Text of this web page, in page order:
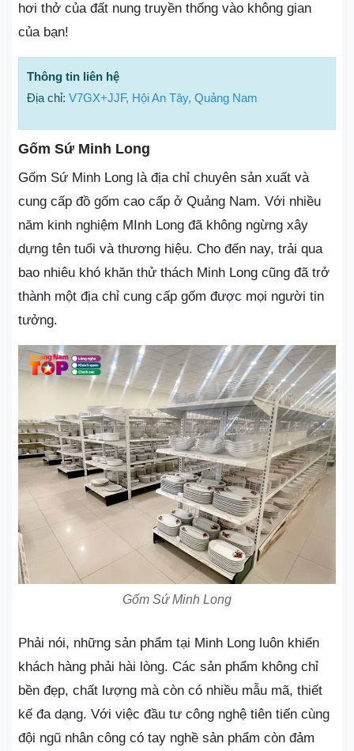
hơi thở của đất nung truyền thống vào không gian
của bạn!
Thông tin liên hệ
Địa chỉ: V7GX+JJF, Hội An Tây, Quảng Nam
Gốm Sứ Minh Long
Gốm Sứ Minh Long là địa chỉ chuyên sản xuất và
cung cấp đồ gốm cao cấp ở Quảng Nam. Với nhiều
năm kinh nghiệm MInh Long đã không ngừng xây
dựng tên tuổi và thương hiệu. Cho đến nay, trải qua
bao nhiêu khó khăn thử thách Minh Long cũng đã trở
thành một địa chỉ cung cấp gốm được mọi người tin
tưởng.
Gốm Sứ Minh Long
Phải nói, những sản phẩm tại Minh Long luôn khiến
khách hàng phải hài lòng. Các sản phẩm không chỉ
bền đẹp, chất lượng mà còn có nhiều mẫu mã, thiết
kế đa dạng. Với việc đầu tư công nghệ tiên tiến cùng
đội ngũ nhân công có tay nghề sản phẩm còn đảm